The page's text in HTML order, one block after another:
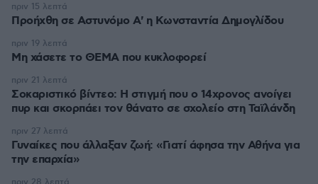
Προήχθη σε Αστυνόμο Α' η Κωνσταντία Δημογλίδου
πριν 15 λεπτά
Μη χάσετε το ΘΕΜΑ που κυκλοφορεί
πριν 19 λεπτά
Σοκαριστικό βίντεο: Η στιγμή που ο 14χρονος ανοίγει
πυρ και σκορπάει τον θάνατο σε σχολείο στη Ταϊλάνδη
πριν 21 λεπτά
Γυναίκες που άλλαξαν ζωή: «Γιατί άφησα την Αθήνα για
την επαρχία»
πριν 27 λεπτά
πριν 28 λεπτά